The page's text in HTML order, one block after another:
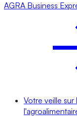
AGRA Business
Votre veille